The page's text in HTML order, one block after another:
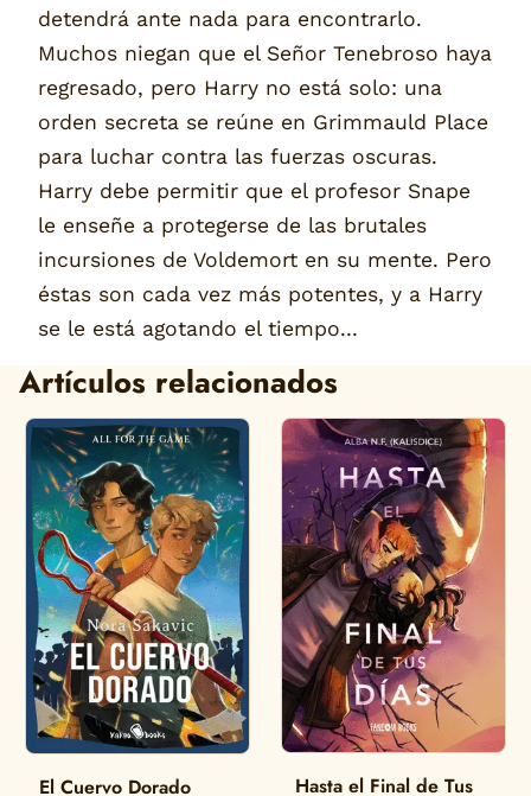
detendrá ante nada para encontrarlo.
Muchos niegan que el Señor Tenebroso haya
regresado, pero Harry no está solo: una
orden secreta se reúne en Grimmauld Place
para luchar contra las fuerzas oscuras.
Harry debe permitir que el profesor Snape
le enseñe a protegerse de las brutales
incursiones de Voldemort en su mente. Pero
éstas son cada vez más potentes, y a Harry
se le está agotando el tiempo...
Artículos relacionados
El Cuervo Dorado
Hasta el Final de Tus